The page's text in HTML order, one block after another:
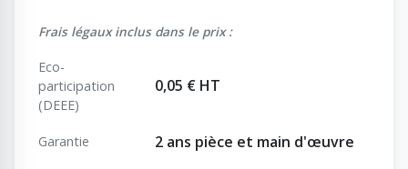
Frais légaux inclus dans le prix :
Eco-
participation
(DEEE)
0,05 € HT
Garantie 2 ans pièce et main d'œuvre